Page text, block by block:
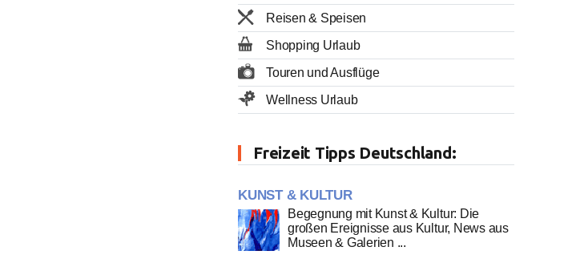
Reisen & Speisen
Shopping Urlaub
Touren und Ausflüge
Wellness Urlaub
Freizeit Tipps Deutschland:
KUNST & KULTUR
Begegnung mit Kunst & Kultur: Die
großen Ereignisse aus Kultur, News aus
Museen & Galerien ...